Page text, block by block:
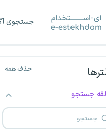
جستجوی
حذف همه
جستجو